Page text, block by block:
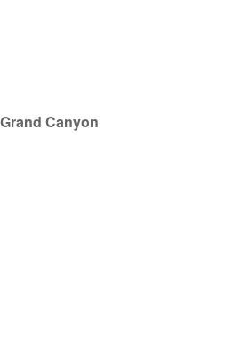
Grand Canyon